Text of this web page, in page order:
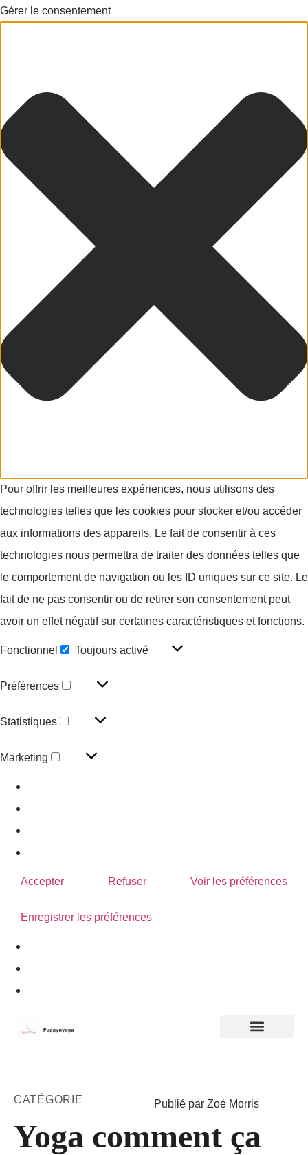
Gérer le consentement
Pour offrir les meilleures expériences, nous utilisons des
technologies telles que les cookies pour stocker et/ou accéder
aux informations des appareils. Le fait de consentir à ces
technologies nous permettra de traiter des données telles que
le comportement de navigation ou les ID uniques sur ce site. Le
fait de ne pas consentir ou de retirer son consentement peut
avoir un effet négatif sur certaines caractéristiques et fonctions.
Fonctionnel Toujours activé
Préférences
Statistiques
Marketing
Accepter Refuser Voir les préférences
Enregistrer les préférences
CATÉGORIE Publié par Zoé Morris
Yoga comment ça